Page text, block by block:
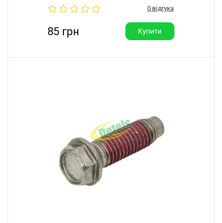
Виробник: 3М (Китай). 0 відгука
85 грн Купити